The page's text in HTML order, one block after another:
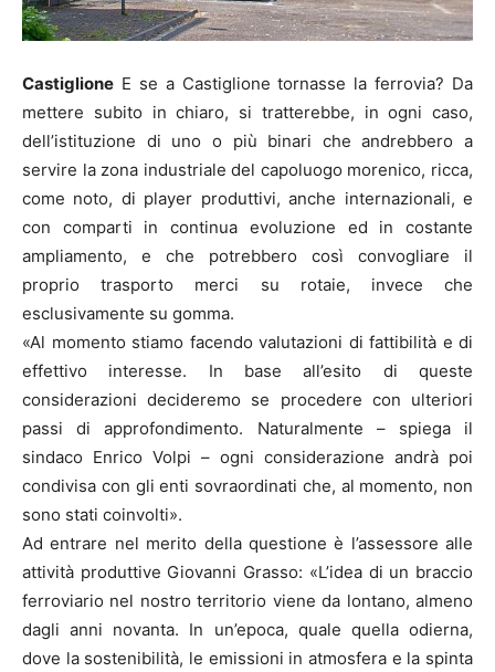
Castiglione E se a Castiglione tornasse la ferrovia? Da
mettere subito in chiaro, si tratterebbe, in ogni caso,
dell’istituzione di uno o più binari che andrebbero a
servire la zona industriale del capoluogo morenico, ricca,
come noto, di player produttivi, anche internazionali, e
con comparti in continua evoluzione ed in costante
ampliamento, e che potrebbero così convogliare il
proprio trasporto merci su rotaie, invece che
esclusivamente su gomma.
«Al momento stiamo facendo valutazioni di fattibilità e di
effettivo interesse. In base all’esito di queste
considerazioni decideremo se procedere con ulteriori
passi di approfondimento. Naturalmente – spiega il
sindaco Enrico Volpi – ogni considerazione andrà poi
condivisa con gli enti sovraordinati che, al momento, non
sono stati coinvolti».
Ad entrare nel merito della questione è l’assessore alle
attività produttive Giovanni Grasso: «L’idea di un braccio
ferroviario nel nostro territorio viene da lontano, almeno
dagli anni novanta. In un’epoca, quale quella odierna,
dove la sostenibilità, le emissioni in atmosfera e la spinta